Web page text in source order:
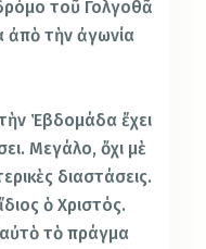
τοῦ Γολγοθᾶ
ἀπὸ τὴν ἀγωνία
Ἑβδομάδα ἔχει
Μεγάλο, ὄχι μὲ
διαστάσεις.
ὁ Χριστός.
αὐτὸ τὸ πράγμα